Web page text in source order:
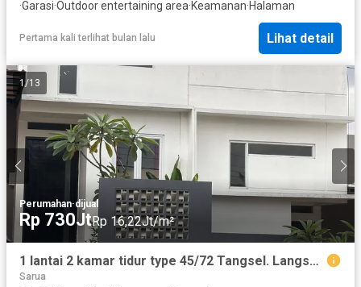
·Garasi·Outdoor entertaining area·Keamanan·Halaman
Pertama kali terlihat bulan lalu Lihat detail
1/13
Perumahan·dijual
Rp 730JtRp 16,22Jt/m²
1 lantai 2 kamar tidur type 45/72 Tangsel. Langsung huni.
Sarua